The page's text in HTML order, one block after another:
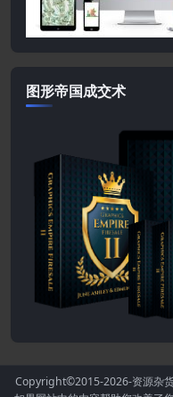
图形帝国成交术
Copyright©2015-2026-资源杂